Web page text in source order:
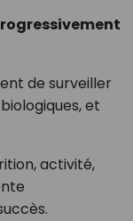
de surveiller
et
activité,